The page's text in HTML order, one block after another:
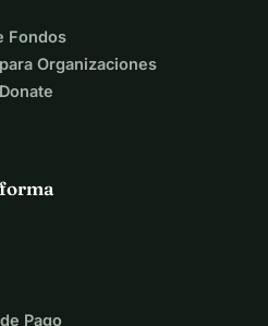
Fondos
Organizaciones
Pago